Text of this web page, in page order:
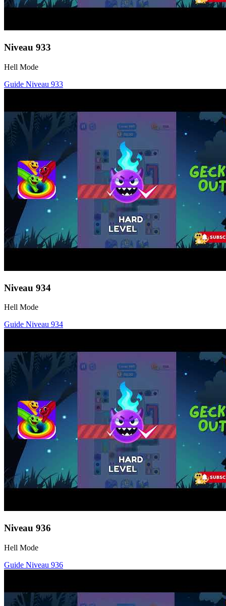
Niveau 933
Hell Mode
Guide Niveau 933
Niveau 934
Hell Mode
Guide Niveau 934
Niveau 936
Hell Mode
Guide Niveau 936